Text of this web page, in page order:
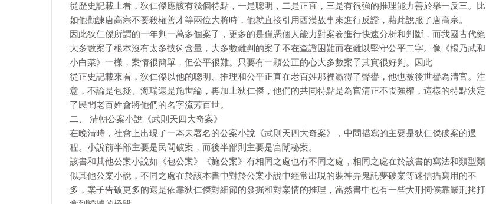
從歷史記載上看，狄仁傑應該有幾個特點，一是聰明，二是正直，三是有很強的推理能力善於舉一反三。比
如他勸諫唐高宗不要殺權善才等兩位大將時，他就直接引用西漢故事來進行反證，藉此說服了唐高宗。
因此狄仁傑所謂的一年判一萬多個案子，更多的是僅憑個人能力對案卷進行快速分析和判斷，而我國古代絕
大多數案子根本沒有太多技術含量，大多數難判的案子不在查證困難而在難以堅守公平二字。像《楊乃武和
小白菜》一樣，案情很簡單，但公平很難。只要有一顆公正的心大多數案子其實很好判。因此
從正史記載來看，狄仁傑以他的聰明、推理和公平正直在老百姓那裡贏得了聲譽，他也被後世譽為清官。注
意，不論是包拯、海瑞還是施世綸，再加上狄仁傑，他們的共同特點是為官清正不畏強權，這樣的特點決定
了民間老百姓會將他們的名字流芳百世。
二、 清朝公案小說《武則天四大奇案》
在晚清時，社會上出現了一本未署名的公案小說《武則天四大奇案》，中間描寫的主要是狄仁傑破案的過
程。小說前半部主要是民間破案，而後半部則主要是宮闈秘案。
該書和其他公案小說如《包公案》《施公案》有相同之處也有不同之處，相同之處在於該書的寫法和類型類
似其他公案小說，不同之處在於該本書中對於公案小說中經常出現的裝神弄鬼託夢破案等迷信描寫用的不
多，案子告破更多的還是依靠狄仁傑對細節的發掘和對案情的推理，當然書中也有一些大刑伺候靠嚴刑拷打